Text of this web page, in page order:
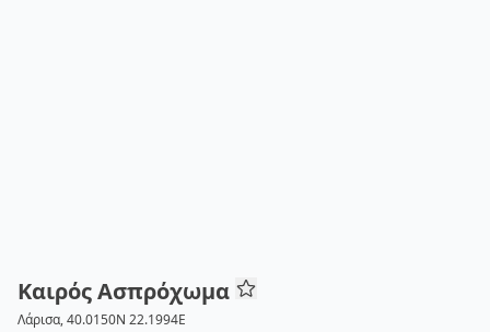
Καιρός Ασπρόχωμα
Λάρισα, 40.0150N 22.1994E